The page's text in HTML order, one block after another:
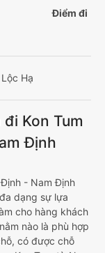
Điểm đi
Lộc Hạ
Kon Tum
Định
- Nam Định
dạng sự lựa
cho hàng khách
nào là phù hợp
có được chỗ